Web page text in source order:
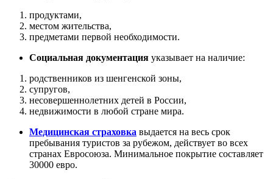
продуктами,
местом жительства,
предметами первой необходимости.
Социальная документация указывает на наличие:
родственников из шенгенской зоны,
супругов,
несовершеннолетних детей в России,
недвижимости в любой стране мира.
Медицинская страховка выдается на весь срок
пребывания туристов за рубежом, действует во всех
странах Евросоюза. Минимальное покрытие составляет
30000 евро.